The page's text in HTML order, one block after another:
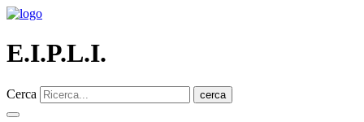
E.I.P.L.I.
Cerca cerca